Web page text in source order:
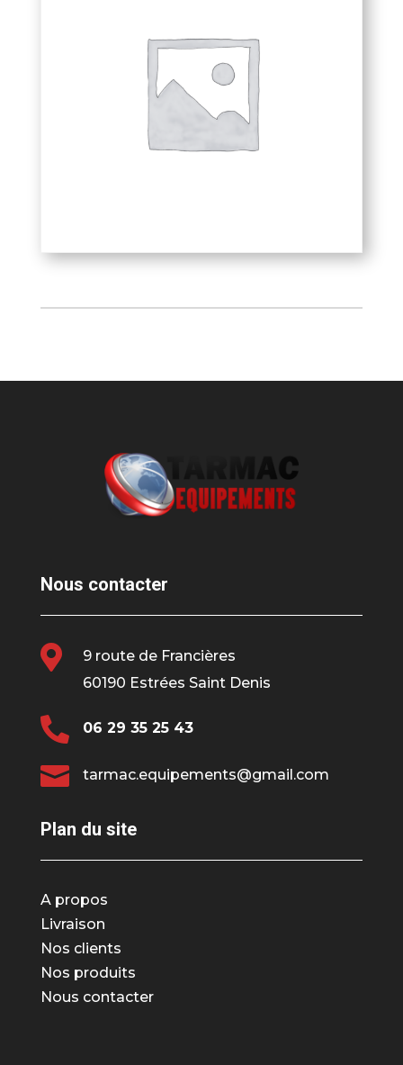
Nous contacter

9 route de Francières
60190 Estrées Saint Denis
 06 29 35 25 43
 tarmac.equipements@gmail.com
Plan du site
A propos
Livraison
Nos clients
Nos produits
Nous contacter